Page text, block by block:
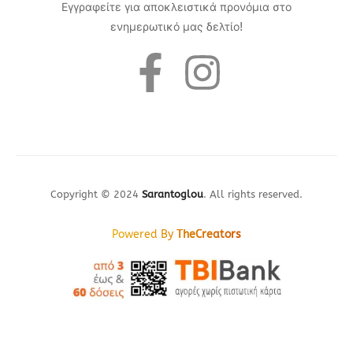
Εγγραφείτε για αποκλειστικά προνόμια στο
ενημερωτικό μας δελτίο!
Copyright © 2024 Sarantoglou. All rights reserved.
Powered By TheCreators